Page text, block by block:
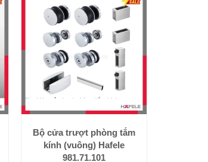
Bộ cửa trượt phòng tắm
kính (vuông) Hafele
981.71.101